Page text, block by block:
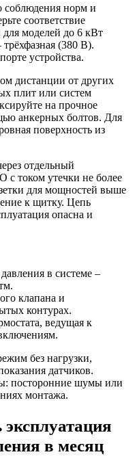
соблюдения норм и
соответствие
моделей до 6 кВт
(380 В).
устройства.
дистанции от других
плит или систем
на прочное
анкерных болтов. Для
поверхность из
отдельный
с током утечки не более
для мощностей выше
к щитку. Цепь
опасна и
в системе –
клапана и
контурах.
ведущая к
без нагрузки,
датчиков.
посторонние шумы или
монтажа.
эксплуатация
в месяц